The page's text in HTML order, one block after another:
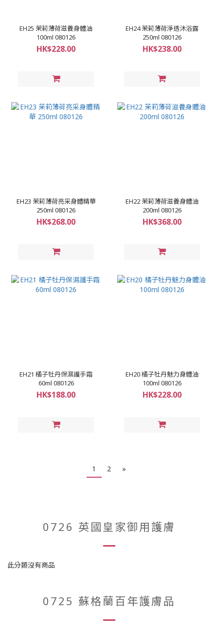
EH25 茉莉薄荷滋養身體油
100ml 080126
HK$228.00
EH24 茉莉薄荷淨透沐浴露
250ml 080126
HK$238.00
EH23 茉莉薄荷亮采身體精華
250ml 080126
HK$268.00
EH22 茉莉薄荷滋養身體油
200ml 080126
HK$368.00
EH21 橘子牡丹保濕護手霜
60ml 080126
HK$188.00
EH20 橘子牡丹魅力身體油
100ml 080126
HK$228.00
1 2 »
0726 英國皇家御用護膚
此分類沒有商品
0725 蘇格蘭百年護膚品